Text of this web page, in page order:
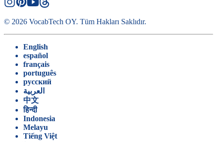
© 2026 VocabTech OY. Tüm Hakları Saklıdır.
English
español
français
português
русский
العربية
中文
हिन्दी
Indonesia
Melayu
Tiếng Việt